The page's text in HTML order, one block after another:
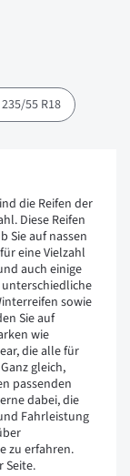
55 R18
die Reifen der
Diese Reifen
Sie auf nassen
eine Vielzahl
auch einige
sowie
Sie auf
wie
die alle für
gleich,
passenden
dabei, die
Fahrleistung
zu erfahren.
Seite.